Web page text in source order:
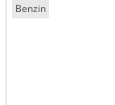
Benzin